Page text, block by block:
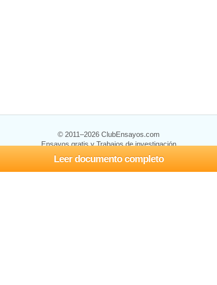
Leer documento completo
© 2011–2026 ClubEnsayos.com
Ensayos gratis y Trabajos de investigación